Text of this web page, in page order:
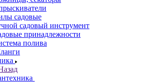
садовые
садовый инструмент
принадлежности
полива